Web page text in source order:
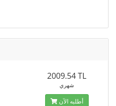
2009.54 TL
شهري
أطلبه الآن